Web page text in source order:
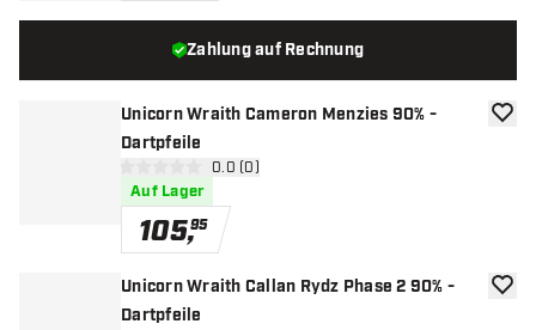
Unicorn Wraith Cameron Menzies 90% -
Dartpfeile
Bewertungsbereich öffnen
0 Bewertungssterne
0.0 (0)
Auf Lager
105,95
Zur
Unicorn Wraith Callan Rydz Phase 2 90% -
Dartpfeile
Zur
Zahlung auf Rechnung